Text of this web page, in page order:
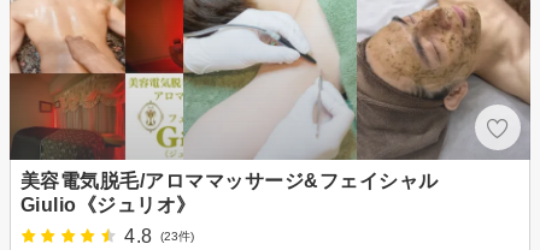
美容電気脱毛/アロママッサージ&フェイシャル
Giulio《ジュリオ》
4.8
(23件)